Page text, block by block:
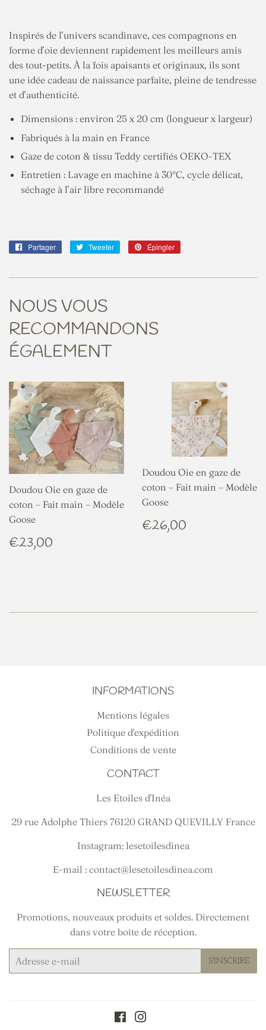
Inspirés de l’univers scandinave, ces compagnons en
forme d’oie deviennent rapidement les meilleurs amis
des tout-petits. À la fois apaisants et originaux, ils sont
une idée cadeau de naissance parfaite, pleine de tendresse
et d’authenticité.
Dimensions : environ 25 x 20 cm (longueur x largeur)
Fabriqués à la main en France
Gaze de coton & tissu Teddy certifiés OEKO-TEX
Entretien : Lavage en machine à 30°C, cycle délicat,
séchage à l’air libre recommandé
Partager
PartagerTweeter
Tweeter
Épingler
NOUS VOUS
RECOMMANDONS
ÉGALEMENT
Doudou Oie en gaze de
coton – Fait main – Modèle
Goose
PRIX
RÉGULIER
€23,00
Doudou Oie en gaze de
coton – Fait main – Modèle
Goose
PRIX
RÉGULIER
€26,00
INFORMATIONS
Mentions légales
Politique d'expédition
Conditions de vente
CONTACT
Les Etoiles d'Inéa
29 rue Adolphe Thiers 76120 GRAND QUEVILLY France
Instagram: lesetoilesdinea
E-mail : contact@lesetoilesdinea.com
NEWSLETTER
Promotions, nouveaux produits et soldes. Directement
dans votre boîte de réception.
S'INSCRIRE
Facebook